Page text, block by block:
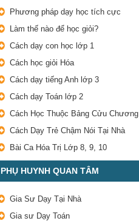
Phương pháp dạy học tích cực
Làm thế nào để học giỏi?
Cách dạy con học lớp 1
Cách học giỏi Hóa
Cách dạy tiếng Anh lớp 3
Cách dạy Toán lớp 2
Cách Học Thuộc Bảng Cửu Chương
Cách Dạy Trẻ Chậm Nói Tại Nhà
Bài Ca Hóa Trị Lớp 8, 9, 10
PHỤ HUYNH QUAN TÂM
Gia Sư Dạy Tại Nhà
Gia sư Dạy Toán